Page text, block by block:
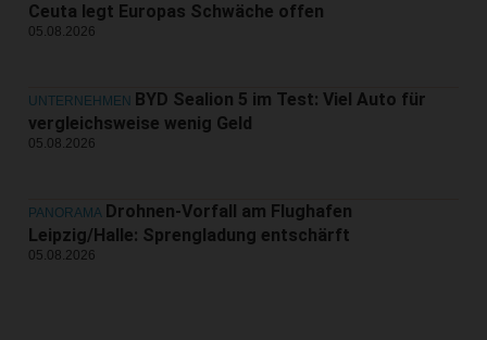
Ceuta legt Europas Schwäche offen
05.08.2026
UNTERNEHMEN
BYD Sealion 5 im Test: Viel Auto für
vergleichsweise wenig Geld
05.08.2026
PANORAMA Drohnen-Vorfall am Flughafen
Leipzig/Halle: Sprengladung entschärft
05.08.2026